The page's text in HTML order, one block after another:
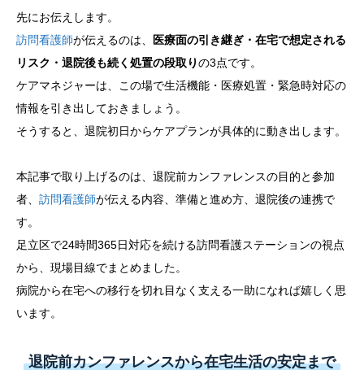
先にお伝えします。
訪問看護師が伝えるのは、
医療面の引き継ぎ・在宅で想定される
リスク・退院後も続く処置の段取りの3点です。
ケアマネジャーは、この場で生活機能・医療処置・緊急時対応の
情報を引き出しておきましょう。
そうすると、退院初日からケアプランが具体的に動き出します。
本記事で取り上げるのは、退院前カンファレンスの目的と参加
者、 訪問看護師が伝える内容、準備と進め方、退院後の連携で
す。
足立区で24時間365日対応を続ける訪問看護ステーションの視点
から、現場目線でまとめました。
病院から在宅への移行を切れ目なく支える一助になれば嬉しく思
います。
退院前カンファレンスから在宅生活の安定まで